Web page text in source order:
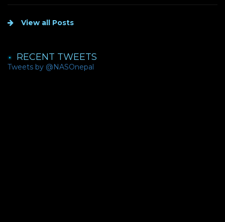
View all Posts
RECENT TWEETS
Tweets by @NASOnepal